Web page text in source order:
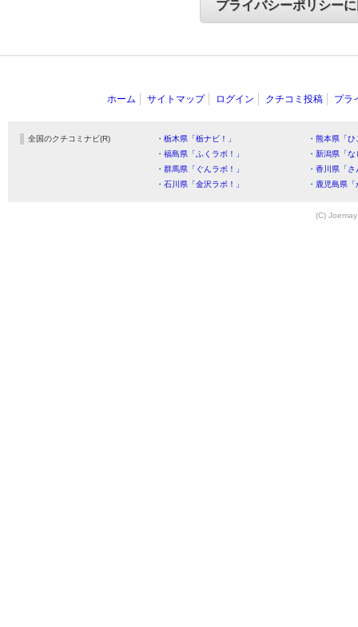
ホーム サイトマップ ログイン クチコミ投稿 プラ
全国のクチコミナビ(R) ・栃木県「栃ナビ！」
・熊本県「
・福島県「ふくラボ！」
・新潟県「
・群馬県「ぐんラボ！」
・香川県「
・石川県「金沢ラボ！」
・鹿児島県
(C)